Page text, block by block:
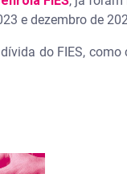
Banco do Brasil
e dezembro de
do FIES,